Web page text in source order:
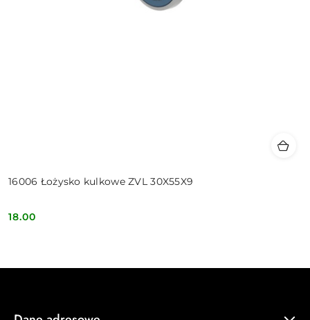
16006 Łożysko kulkowe ZVL 30X55X9
Cena:
18.00